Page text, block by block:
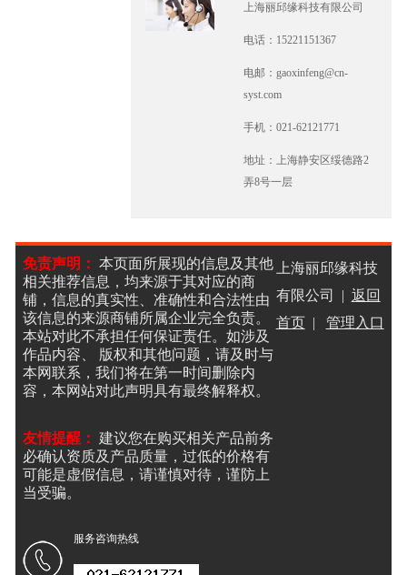
上海丽邱缘科技有限公司
电话：15221151367
电邮：gaoxinfeng@cn-
syst.com
手机：021-62121771
地址：上海静安区绥德路2
弄8号一层
免责声明： 本页面所展现的信息及其他
相关推荐信息，均来源于其对应的商
铺，信息的真实性、准确性和合法性由
该信息的来源商铺所属企业完全负责。
本站对此不承担任何保证责任。如涉及
作品内容、 版权和其他问题，请及时与
本网联系，我们将在第一时间删除内
容，本网站对此声明具有最终解释权。
友情提醒： 建议您在购买相关产品前务
必确认资质及产品质量，过低的价格有
可能是虚假信息，请谨慎对待，谨防上
当受骗。
上海丽邱缘科技
有限公司 | 返回
首页| 管理入口
服务咨询热线